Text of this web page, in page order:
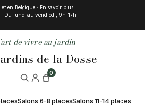
en Belgique · En savoir plus
· Du lundi au vendredi, 9h-17h
de vivre au jardin
de la Dosse
0
Salons 6-8 placesSalons 11-14 places